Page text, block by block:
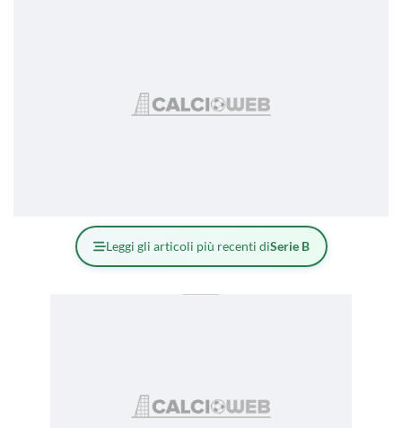
Leggi gli articoli più recenti diSerie B